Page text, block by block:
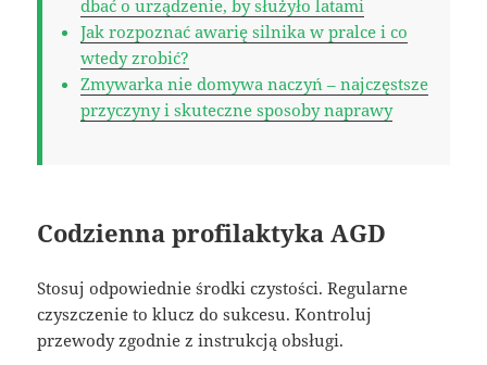
dbać o urządzenie, by służyło latami
Jak rozpoznać awarię silnika w pralce i co
wtedy zrobić?
Zmywarka nie domywa naczyń – najczęstsze
przyczyny i skuteczne sposoby naprawy
Codzienna profilaktyka AGD
Stosuj odpowiednie środki czystości. Regularne
czyszczenie to klucz do sukcesu. Kontroluj
przewody zgodnie z instrukcją obsługi.